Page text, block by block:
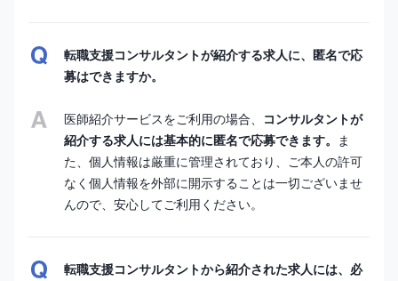
転職支援コンサルタントが紹介する求人に、匿名で応
募はできますか。
医師紹介サービスをご利用の場合、
コンサルタントが
紹介する求人には基本的に匿名で応募できます。 ま
た、個人情報は厳重に管理されており、ご本人の許可
なく個人情報を外部に開示することは一切ございませ
んので、安心してご利用ください。
転職支援コンサルタントから紹介された求人には、必